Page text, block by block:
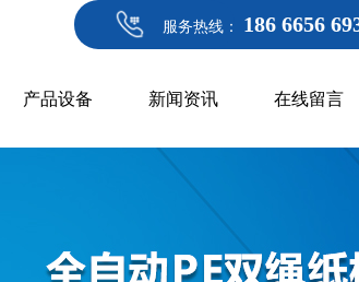
服务热线： 186 6656
产品设备 新闻资讯 在线留言